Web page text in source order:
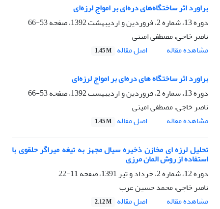
براورد اثر ساختگاه‌های دره‌ای بر امواج لرزه‌ای
دوره 13، شماره 2، فروردین و اردیبهشت 1392، صفحه
53-66
ناصر خاجی، مصطفی امینی
مشاهده مقاله
اصل مقاله 1.45 M
براورد اثر ساختگاه‌ های دره‌ای بر امواج لرزه‌ای
دوره 13، شماره 2، فروردین و اردیبهشت 1392، صفحه
53-66
ناصر خاجی، مصطفی امینی
مشاهده مقاله
اصل مقاله 1.45 M
تحلیل لرزه ای مخازن ذخیره سیال مجهز به تیغه میراگر حلقوی با
استفاده از روش المان مرزی
دوره 12، شماره 2، خرداد و تیر 1391، صفحه
11-22
ناصر خاجی، محمد حسین عرب
مشاهده مقاله
اصل مقاله 2.12 M